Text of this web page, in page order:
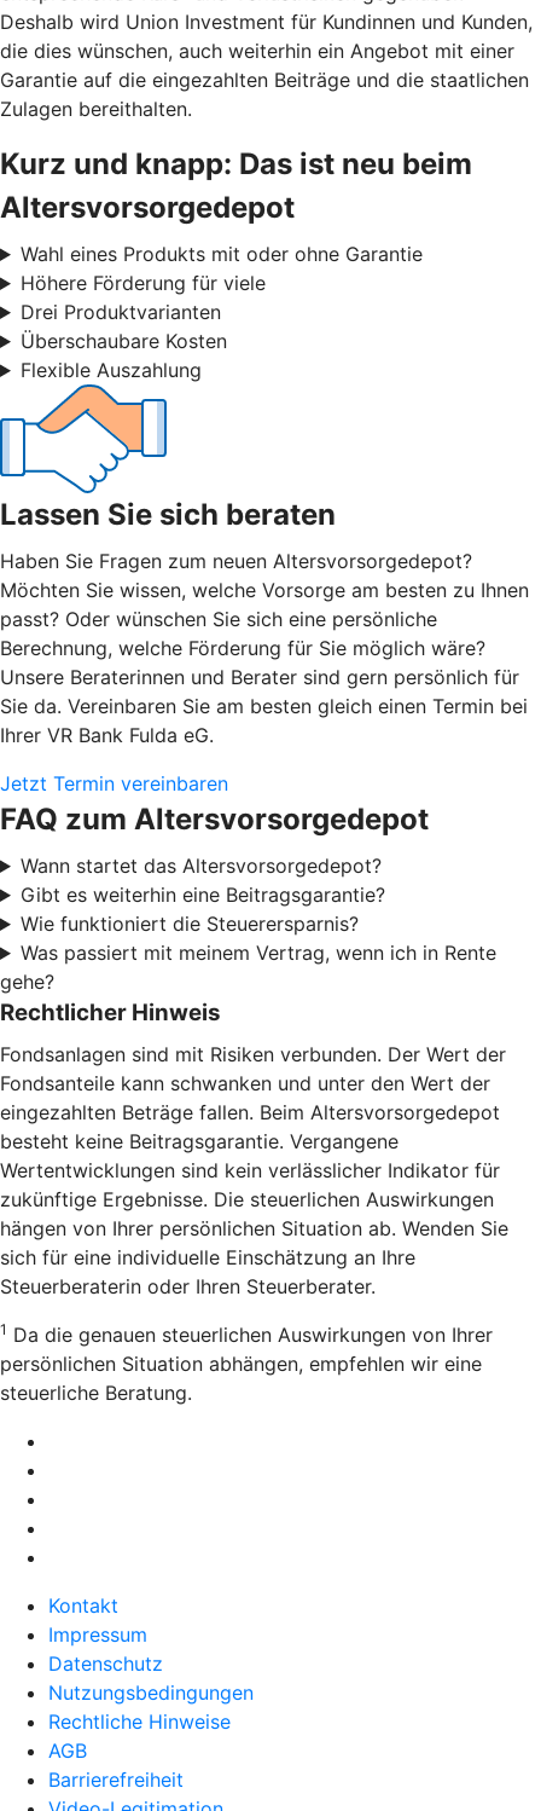
Deshalb wird Union Investment für Kundinnen und Kunden,
die dies wünschen, auch weiterhin ein Angebot mit einer
Garantie auf die eingezahlten Beiträge und die staatlichen
Zulagen bereithalten.
Kurz und knapp: Das ist neu beim
Altersvorsorgedepot
Wahl eines Produkts mit oder ohne Garantie
Höhere Förderung für viele
Drei Produktvarianten
Überschaubare Kosten
Flexible Auszahlung
Lassen Sie sich beraten
Haben Sie Fragen zum neuen Altersvorsorgedepot?
Möchten Sie wissen, welche Vorsorge am besten zu Ihnen
passt? Oder wünschen Sie sich eine persönliche
Berechnung, welche Förderung für Sie möglich wäre?
Unsere Beraterinnen und Berater sind gern persönlich für
Sie da. Vereinbaren Sie am besten gleich einen Termin bei
Ihrer VR Bank Fulda eG.
Jetzt Termin vereinbaren
FAQ zum Altersvorsorgedepot
Wann startet das Altersvorsorgedepot?
Gibt es weiterhin eine Beitragsgarantie?
Wie funktioniert die Steuerersparnis?
Was passiert mit meinem Vertrag, wenn ich in Rente
gehe?
Rechtlicher Hinweis
Fondsanlagen sind mit Risiken verbunden. Der Wert der
Fondsanteile kann schwanken und unter den Wert der
eingezahlten Beträge fallen. Beim Altersvorsorgedepot
besteht keine Beitragsgarantie. Vergangene
Wertentwicklungen sind kein verlässlicher Indikator für
zukünftige Ergebnisse. Die steuerlichen Auswirkungen
hängen von Ihrer persönlichen Situation ab. Wenden Sie
sich für eine individuelle Einschätzung an Ihre
Steuerberaterin oder Ihren Steuerberater.
1 Da die genauen steuerlichen Auswirkungen von Ihrer
persönlichen Situation abhängen, empfehlen wir eine
steuerliche Beratung.
Kontakt
Impressum
Datenschutz
Nutzungsbedingungen
Rechtliche Hinweise
AGB
Barrierefreiheit